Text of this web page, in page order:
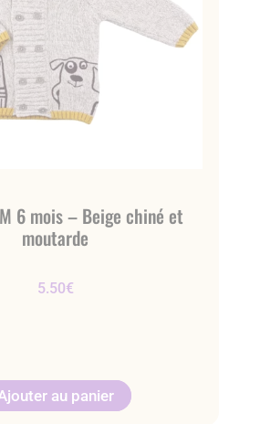
6 mois – Beige chiné et
moutarde
5.50€
au panier